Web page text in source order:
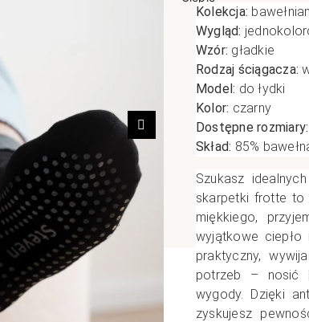
NOWOŚCI OPAKOWANIA
Antypoślizgowe
Ciepłe
Do spania
Rozmiar XL
Jednokolorowe
Wzorowane
Następny
Kolekcja:
Wygląd:
Wzór: gładkie
Rodzaj ściągacza:
Model: do łydki
Kolor: czarny
Dostępne rozmiary:
Skład: 85%
Szukasz
skarpetki frotte to
miękkiego,
wyjątkowe ciepło
praktyczny,
potrzeb – nosić
wygody. Dzięki
zyskujesz